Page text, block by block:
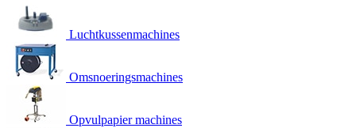
Luchtkussenmachines
Omsnoeringsmachines
Opvulpapier machines